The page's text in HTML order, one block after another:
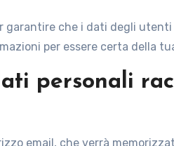
che i dati degli
per essere certa della
personali
email, che verrà